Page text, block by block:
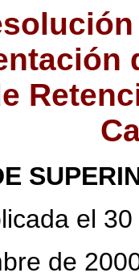
el
de